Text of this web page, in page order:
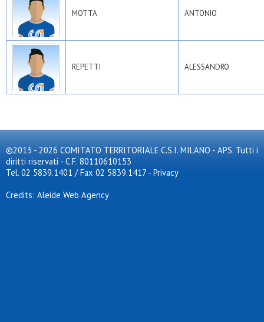
MOTTA ANTONIO
REPETTI ALESSANDRO
©2013 - 2026 COMITATO TERRITORIALE C.S.I. MILANO - APS. Tutti i
diritti riservati - C.F. 80110610153
Tel. 02 5839.1401 / Fax 02 5839.1417 - Privacy
Credits: Aleide Web Agency